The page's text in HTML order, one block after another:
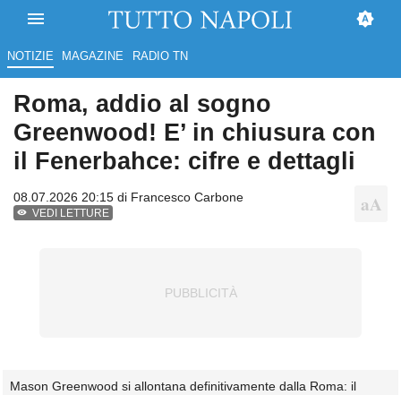
NOTIZIE MAGAZINE RADIO TN
Roma, addio al sogno
Greenwood! E’ in chiusura con
il Fenerbahce: cifre e dettagli
08.07.2026 20:15 di Francesco Carbone
VEDI LETTURE
Mason Greenwood si allontana definitivamente dalla Roma: il